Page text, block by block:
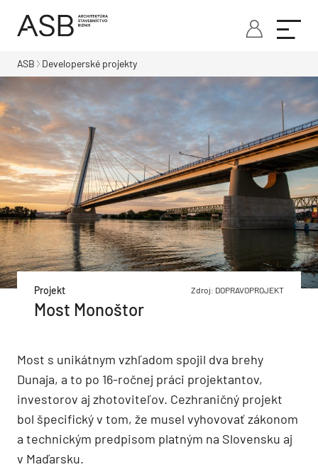
ASB Developerské projekty
Projekt Zdroj: DOPRAVOPROJEKT
Most Monoštor
Most s unikátnym vzhľadom spojil dva brehy
Dunaja, a to po 16-ročnej práci projektantov,
investorov aj zhotoviteľov. Cezhraničný projekt
bol špecifický v tom, že musel vyhovovať zákonom
a technickým predpisom platným na Slovensku aj
v Maďarsku.